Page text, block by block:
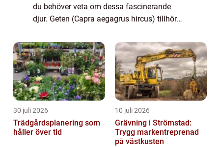
du behöver veta om dessa fascinerande
djur. Geten (Capra aegagrus hircus) tillhör
som en produktiv husdjursart. Med...
30 juli 2026
Trädgårdsplanering som
håller över tid
10 juli 2026
Grävning i Strömstad:
Trygg markentreprenad
på västkusten